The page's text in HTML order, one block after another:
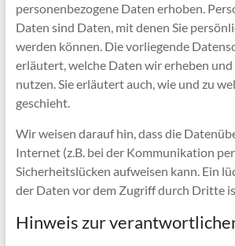
personenbezogene Daten erhoben.
Daten sind Daten, mit denen Sie
werden können. Die vorliegende
erläutert, welche Daten wir erheben
nutzen. Sie erläutert auch, wie und zu
geschieht.
Wir weisen darauf hin, dass die
Internet (z.B. bei der Kommunikation
Sicherheitslücken aufweisen kann. Ein
der Daten vor dem Zugriff durch Dritte
Hinweis zur